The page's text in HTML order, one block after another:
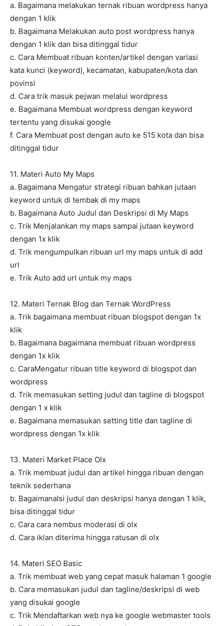
a. Bagaimana melakukan ternak ribuan wordpress hanya
dengan 1 klik
b. Bagaimana Melakukan auto post wordpress hanya
dengan 1 klik dan bisa ditinggal tidur
c. Cara Membuat ribuan konten/artikel dengan variasi
kata kunci (keyword), kecamatan, kabupaten/kota dan
povinsi
d. Cara trik masuk pejwan melalui wordpress
e. Bagaimana Membuat wordpress dengan keyword
tertentu yang disukai google
f. Cara Membuat post dengan auto ke 515 kota dan bisa
ditinggal tidur
11. Materi Auto My Maps
a. Bagaimana Mengatur strategi ribuan bahkan jutaan
keyword untuk di tembak di my maps
b. Bagaimana Auto Judul dan Deskripsi di My Maps
c. Trik Menjalankan my maps sampai jutaan keyword
dengan 1x klik
d. Trik mengumpulkan ribuan url my maps untuk di add
url
e. Trik Auto add url untuk my maps
12. Materi Ternak Blog dan Ternak WordPress
a. Trik bagaimana membuat ribuan blogspot dengan 1x
klik
b. Bagaimana bagaimana membuat ribuan wordpress
dengan 1x klik
c. CaraMengatur ribuan title keyword di blogspot dan
wordpress
d. Trik memasukan setting judul dan tagline di blogspot
dengan 1 x klik
e. Bagaimana memasukan setting title dan tagline di
wordpress dengan 1x klik
13. Materi Market Place Olx
a. Trik membuat judul dan artikel hingga ribuan dengan
teknik sederhana
b. BagaimanaIsi judul dan deskripsi hanya dengan 1 klik,
bisa ditinggal tidur
c. Cara cara nembus moderasi di olx
d. Cara iklan diterima hingga ratusan di olx
14. Materi SEO Basic
a. Trik membuat web yang cepat masuk halaman 1 google
b. Cara memasukan judul dan tagline/deskripsi di web
yang disukai google
c. Trik Mendaftarkan web nya ke google webmaster tools